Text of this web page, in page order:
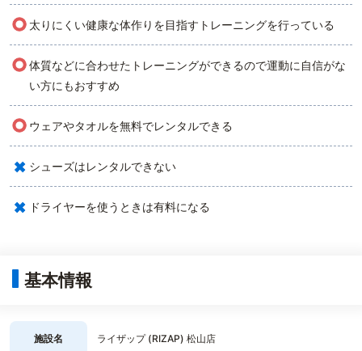
○ 太りにくい健康な体作りを目指すトレーニングを行っている
○体質などに合わせたトレーニングができるので運動に自信がな
い方にもおすすめ
○ ウェアやタオルを無料でレンタルできる
× シューズはレンタルできない
× ドライヤーを使うときは有料になる
基本情報
施設名 ライザップ (RIZAP) 松山店